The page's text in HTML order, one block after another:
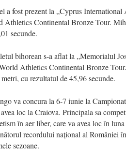
a fost prezent la „Cyprus
Athletics Continental Bronze Tour.
secunde.
bihorean s-a aflat la „Memorialul
Athletics Continental Bronze
cu rezultatul de 45,96 secunde.
va concura la 6-7 iunie la
loc la Craiova. Principala sa
în aer liber, care va avea loc în
recordului național al României
sezoane.